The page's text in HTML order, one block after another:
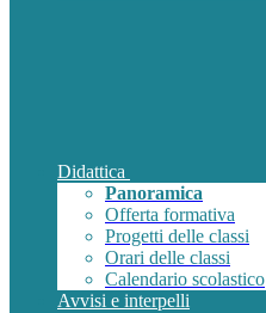
Didattica
Panoramica
Offerta formativa
Progetti delle classi
Orari delle classi
Calendario scolastico
Avvisi e interpelli